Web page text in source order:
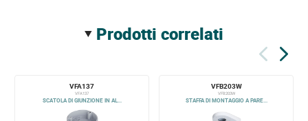
prodotti correlati
VFA137
VFA137
SCATOLA DI GIUNZIONE IN AL...
VFB203W
VFB203W
STAFFA DI MONTAGGIO A PARE...